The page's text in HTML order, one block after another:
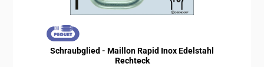
Schraubglied - Maillon Rapid Inox Edelstahl
Rechteck